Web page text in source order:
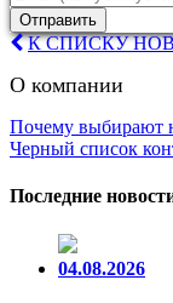
Отправить
К СПИСКУ
О компании
Почему выбирают
Черный список
Последние
04.08.2026